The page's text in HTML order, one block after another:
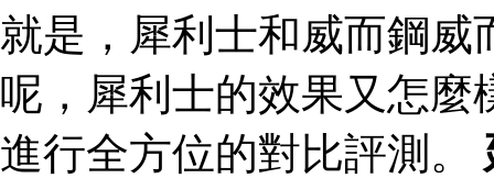
就是，犀利士和威而鋼威
呢，犀利士的效果又怎麼
進行全方位的對比評測。